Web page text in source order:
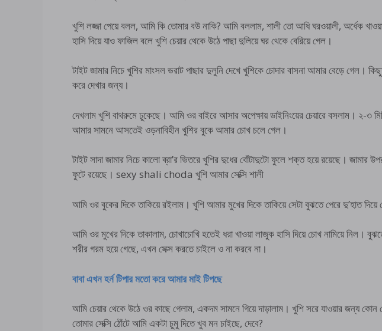
খুশি লজ্জা পেয়ে বলল, আমি কি তোমার বউ নাকি? আমি বললাম, শালী তো আধি ঘরওয়ালী, অর্ধেক
হাসি দিয়ে যাও ফাজিল বলে খুশি চেয়ার থেকে উঠে পাছা দুলিয়ে ঘর থেকে বেরিয়ে গেল।
টাইট জামার নিচে খুশির মাংসল ভরাট পাছার দুলুনি দেখে খুশিকে চোদার বাসনা আমার বেড়ে গেল।
করে দেখার জন্য।
দেখলাম খুশি বাথরুমে ঢুকেছে। আমি ওর বাইরে আসার অপেক্ষায় ডাইনিংয়ের চেয়ারে বসলাম। ২-৩
আমার সামনে আসতেই ওড়নাবিহীন খুশির বুকে আমার চোখ চলে গেল।
টাইট সাদা জামার নিচে কালো ব্রা’র ভিতরে খুশির দুধের বোঁটাদুটো ফুলে শক্ত হয়ে রয়েছে। জামার
ফুটে রয়েছে। sexy shali choda খুশি আমার সেক্সি শালী
আমি ওর বুকের দিকে তাকিয়ে রইলাম। খুশি আমার মুখের দিকে তাকিয়ে সেটা বুঝতে পেরে দু’হাত দিয়ে
আমি ওর মুখের দিকে তাকালাম, চোখাচোখি হতেই ধরা খাওয়া লাজুক হাসি দিয়ে চোখ নামিয়ে নিল।
শরীর গরম হয়ে গেছে, এখন সেক্স করতে চাইলে ও না করবে না।
বাবা এখন হর্ন টিপার মতো করে আমার মাই টিপছে
আমি চেয়ার থেকে উঠে ওর কাছে গেলাম, একদম সামনে গিয়ে দাড়ালাম। খুশি সরে যাওয়ার জন্য কোন
তোমার সেক্সি ঠোঁটে আমি একটা চুমু দিতে খুব মন চাইছে, দেবে?